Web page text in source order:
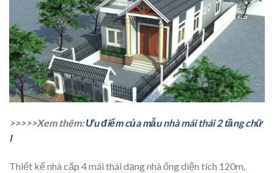
>>>>>Xem thêm:Ưu điểm của mẫu nhà mái thái 2 tầng chữ
l
Thiết kế nhà cấp 4 mái thái dạng nhà ống diện tích 120m,